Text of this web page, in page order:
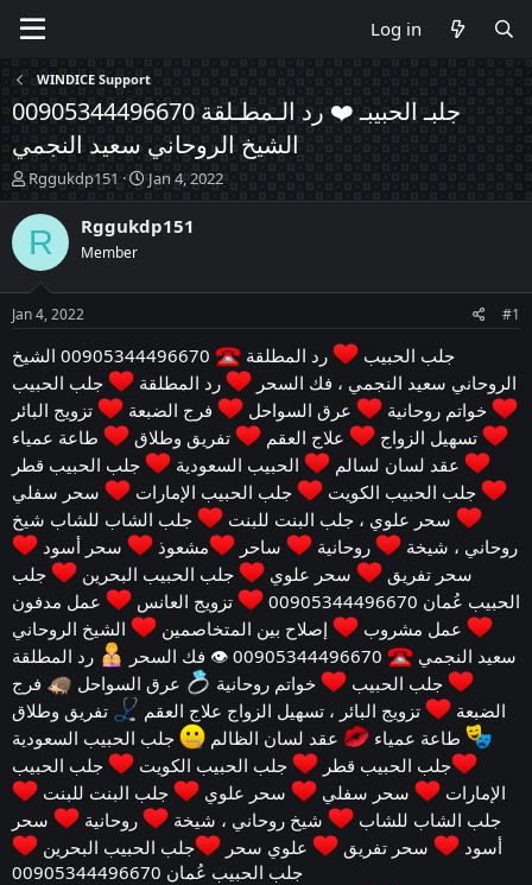
Log in
WINDICE Support
جلبـ الحبيبـ ❤️ رد الـمطـلقة 00905344496670
الشيخ الروحاني سعيد النجمي
T
h
r
e
a
d
t
r
t
e
r
Rggukdp151
S
t
a
r
t
e
Jan 4, 2022
R Rggukdp151
Member
Jan 4, 2022 #1
جلب الحبيب رد المطلقة
00905344496670 الشيخ
الروحاني سعيد النجمي ، فك السحر
رد المطلقة
جلب الحبيب
خواتم روحانية
عرق السواحل فرج الضبعة
تزويج البائر
تسهيل الزواج
علاج العقم تفريق وطلاق
طاعة عمياء
عقد لسان لسالم
الحبيب السعودية
جلب الحبيب قطر
جلب الحبيب الكويت
جلب الحبيب الإمارات
سحر سفلي
سحر علوي ، جلب البنت للبنت
جلب الشاب للشاب شيخ
روحاني ، شيخة
روحانية ساحر مشعوذ
سحر أسود
سحر تفريق
سحر علوي جلب الحبيب البحرين
جلب
الحبيب عُمان 00905344496670
تزويج العانس
عمل مدفون
عمل مشروب
إصلاح بين المتخاصمين
الشيخ الروحاني
سعيد النجمي
رد المطلقة
جلب الحبيب
خواتم روحانية عرق السواحل
فرج
الضبعة
تزويج البائر ، تسهيل الزواج علاج العقم
تفريق وطلاق
طاعة عمياء
عقد لسان الظالم
جلب الحبيب السعودية
جلب الحبيب قطر
جلب الحبيب الكويت
جلب الحبيب
الإمارات
سحر سفلي سحر علوي
جلب البنت للبنت
جلب الشاب للشاب
شيخ روحاني ، شيخة روحانية
سحر
أسود
سحر تفريق علوي سحر
جلب الحبيب البحرين
جلب الحبيب عُمان 00905344496670